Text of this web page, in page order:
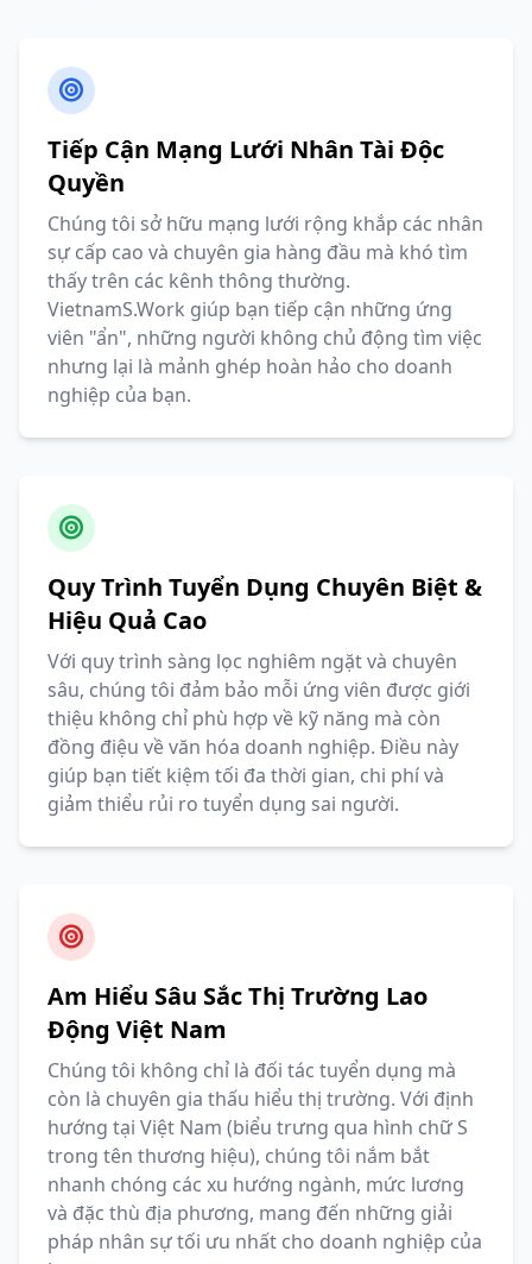
Tiếp Cận Mạng Lưới Nhân Tài Độc
Quyền
Chúng tôi sở hữu mạng lưới rộng khắp các nhân
sự cấp cao và chuyên gia hàng đầu mà khó tìm
thấy trên các kênh thông thường.
VietnamS.Work giúp bạn tiếp cận những ứng
viên "ẩn", những người không chủ động tìm việc
nhưng lại là mảnh ghép hoàn hảo cho doanh
nghiệp của bạn.
Quy Trình Tuyển Dụng Chuyên Biệt &
Hiệu Quả Cao
Với quy trình sàng lọc nghiêm ngặt và chuyên
sâu, chúng tôi đảm bảo mỗi ứng viên được giới
thiệu không chỉ phù hợp về kỹ năng mà còn
đồng điệu về văn hóa doanh nghiệp. Điều này
giúp bạn tiết kiệm tối đa thời gian, chi phí và
giảm thiểu rủi ro tuyển dụng sai người.
Am Hiểu Sâu Sắc Thị Trường Lao
Động Việt Nam
Chúng tôi không chỉ là đối tác tuyển dụng mà
còn là chuyên gia thấu hiểu thị trường. Với định
hướng tại Việt Nam (biểu trưng qua hình chữ S
trong tên thương hiệu), chúng tôi nắm bắt
nhanh chóng các xu hướng ngành, mức lương
và đặc thù địa phương, mang đến những giải
pháp nhân sự tối ưu nhất cho doanh nghiệp của